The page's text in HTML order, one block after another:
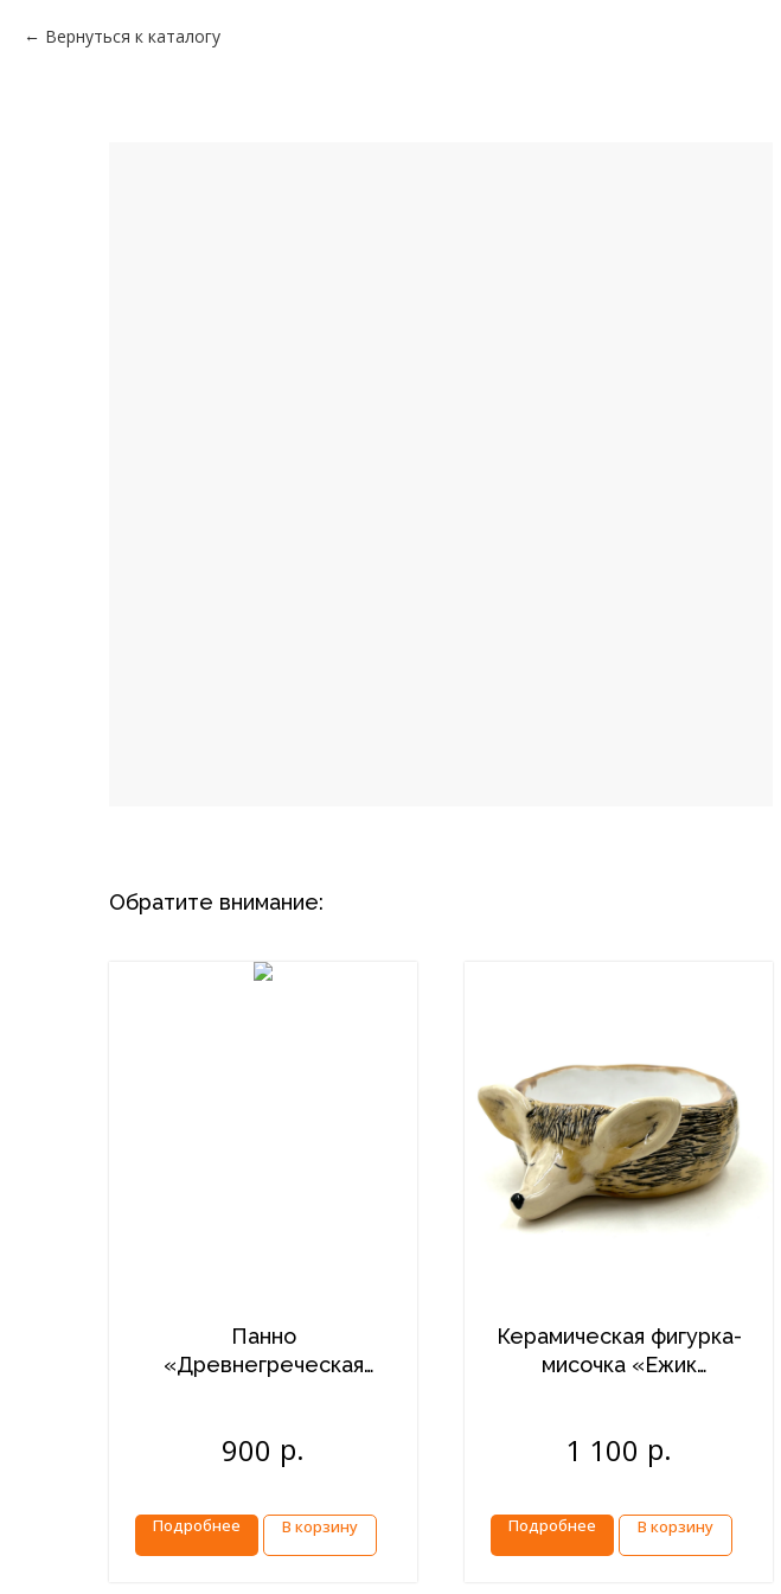
Вернуться к каталогу
Обратите внимание:
Панно
«Древнегреческая
900 р.
Подробнее В корзину
Керамическая фигурка-
мисочка «Ежик
1 100 р.
Подробнее В корзину